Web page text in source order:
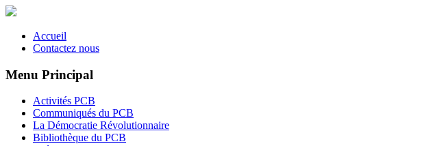
Accueil
Contactez nous
Menu Principal
Activités PCB
Communiqués du PCB
La Démocratie Révolutionnaire
Bibliothèque du PCB